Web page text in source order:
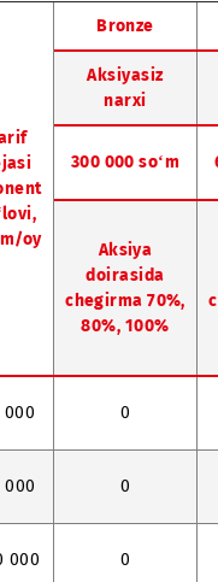
chegirmalar taqdim
Tarif
Bronze
narxi
300 000 so‘m
Aksiya
chegirma 70%,
80%, 100%
000